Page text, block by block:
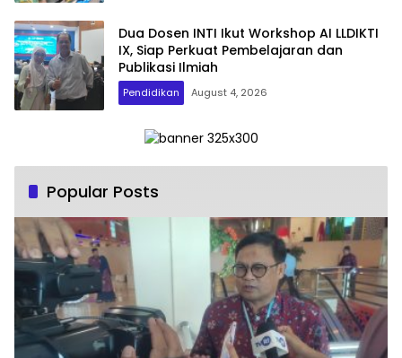
Dua Dosen INTI Ikut Workshop AI LLDIKTI
IX, Siap Perkuat Pembelajaran dan
Publikasi Ilmiah
Pendidikan August 4, 2026
Popular Posts